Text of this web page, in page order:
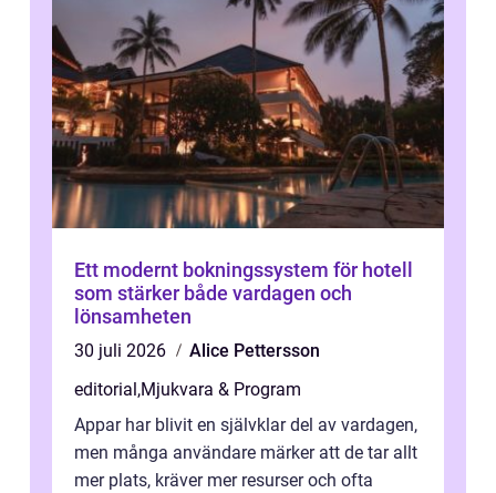
Ett modernt bokningssystem för hotell
som stärker både vardagen och
lönsamheten
30 juli 2026
Alice Pettersson
editorial ,Mjukvara & Program
Appar har blivit en självklar del av vardagen,
men många användare märker att de tar allt
mer plats, kräver mer resurser och ofta